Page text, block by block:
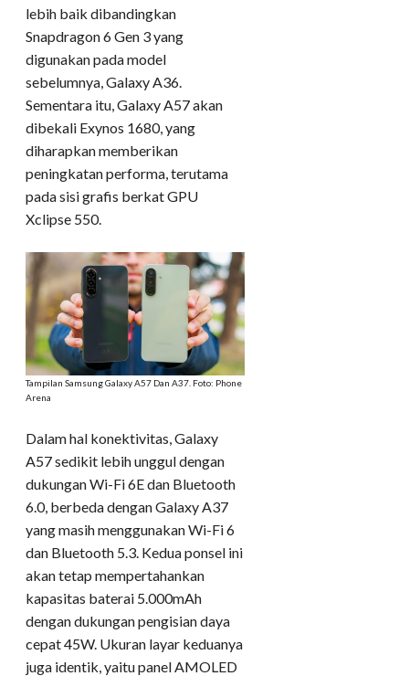
lebih baik dibandingkan
Snapdragon 6 Gen 3 yang
digunakan pada model
sebelumnya, Galaxy A36.
Sementara itu, Galaxy A57 akan
dibekali Exynos 1680, yang
diharapkan memberikan
peningkatan performa, terutama
pada sisi grafis berkat GPU
Xclipse 550.
Tampilan Samsung Galaxy A57 Dan A37. Foto: Phone
Arena
Dalam hal konektivitas, Galaxy
A57 sedikit lebih unggul dengan
dukungan Wi-Fi 6E dan Bluetooth
6.0, berbeda dengan Galaxy A37
yang masih menggunakan Wi-Fi 6
dan Bluetooth 5.3. Kedua ponsel ini
akan tetap mempertahankan
kapasitas baterai 5.000mAh
dengan dukungan pengisian daya
cepat 45W. Ukuran layar keduanya
juga identik, yaitu panel AMOLED